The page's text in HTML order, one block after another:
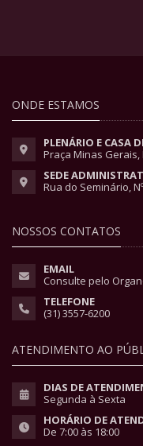
ONDE ESTAMOS
PLENÁRIO E CASA
Praça Minas Gerais,
SEDE
Rua do Seminário,
NOSSOS CONTATOS
EMAIL
Consulte pelo
TELEFONE
(31) 3557-6200
ATENDIMENTO AO
DIAS DE
Segunda à Sexta
HORÁRIO DE
De 7:00 às 18:00